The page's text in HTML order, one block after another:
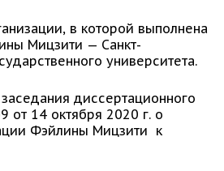
в которой выполнена
Мицзити — Санкт-
университета.
диссертационного
от 14 октября 2020 г. о
Фэйлины Мицзити к